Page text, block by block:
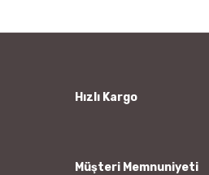
Ürün bilgilerinde hatalar bulunuyor.
Hızlı Kargo
Müşteri Memnuniyeti